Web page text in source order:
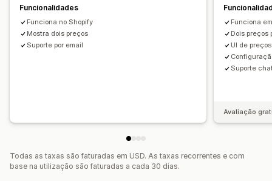
Canadá (HST, PST, GST)
EUA (imposto sobre as vendas)
Funcionalidades
Funciona no Shopify
Mostra dois preços
Suporte por email
Funciona
Dois preços
UI de
Suporte
Avaliação
Todas as taxas são faturadas em USD. As taxas recorrentes e com
base na utilização são faturadas a cada 30 dias.